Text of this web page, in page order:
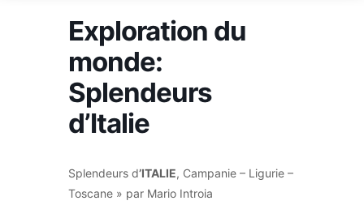
Exploration du
monde:
Splendeurs
d’Italie
Splendeurs d’ITALIE, Campanie – Ligurie –
Toscane » par Mario Introia